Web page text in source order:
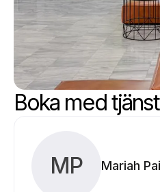
Boka med
MP Mariah